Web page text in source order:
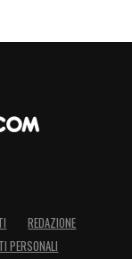
NEWS
REDAZIONE
PERSONALI